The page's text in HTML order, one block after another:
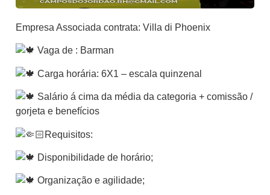
Empresa Associada contrata: Villa di Phoenix
Vaga de : Barman
Carga horária: 6X1 – escala quinzenal
Salário á cima da média da categoria + comissão /
gorjeta e benefícios
Requisitos:
Disponibilidade de horário;
Organização e agilidade;